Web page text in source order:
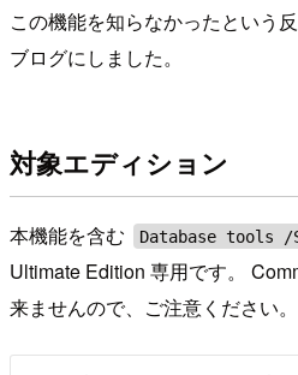
この機能を知らなかったという
ブログにしました。
対象エディション
本機能を含む Database tools /
Ultimate Edition 専用です。
来ませんので、ご注意ください。